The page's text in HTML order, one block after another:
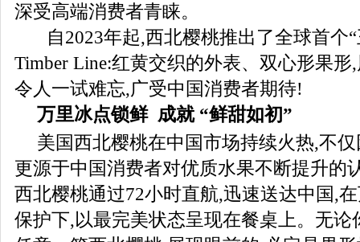
深受高端消费者青睐。
自2023年起,西北樱桃推出了全球首
Timber Line:红黄交织的外表、双心形果
令人一试难忘,广受中国消费者期待!
万里冰点锁鲜 成就 “鲜甜如初”
美国西北樱桃在中国市场持续火热,不
更源于中国消费者对优质水果不断提升的
西北樱桃通过72小时直航,迅速送达中国,
保护下,以最完美状态呈现在餐桌上。无论